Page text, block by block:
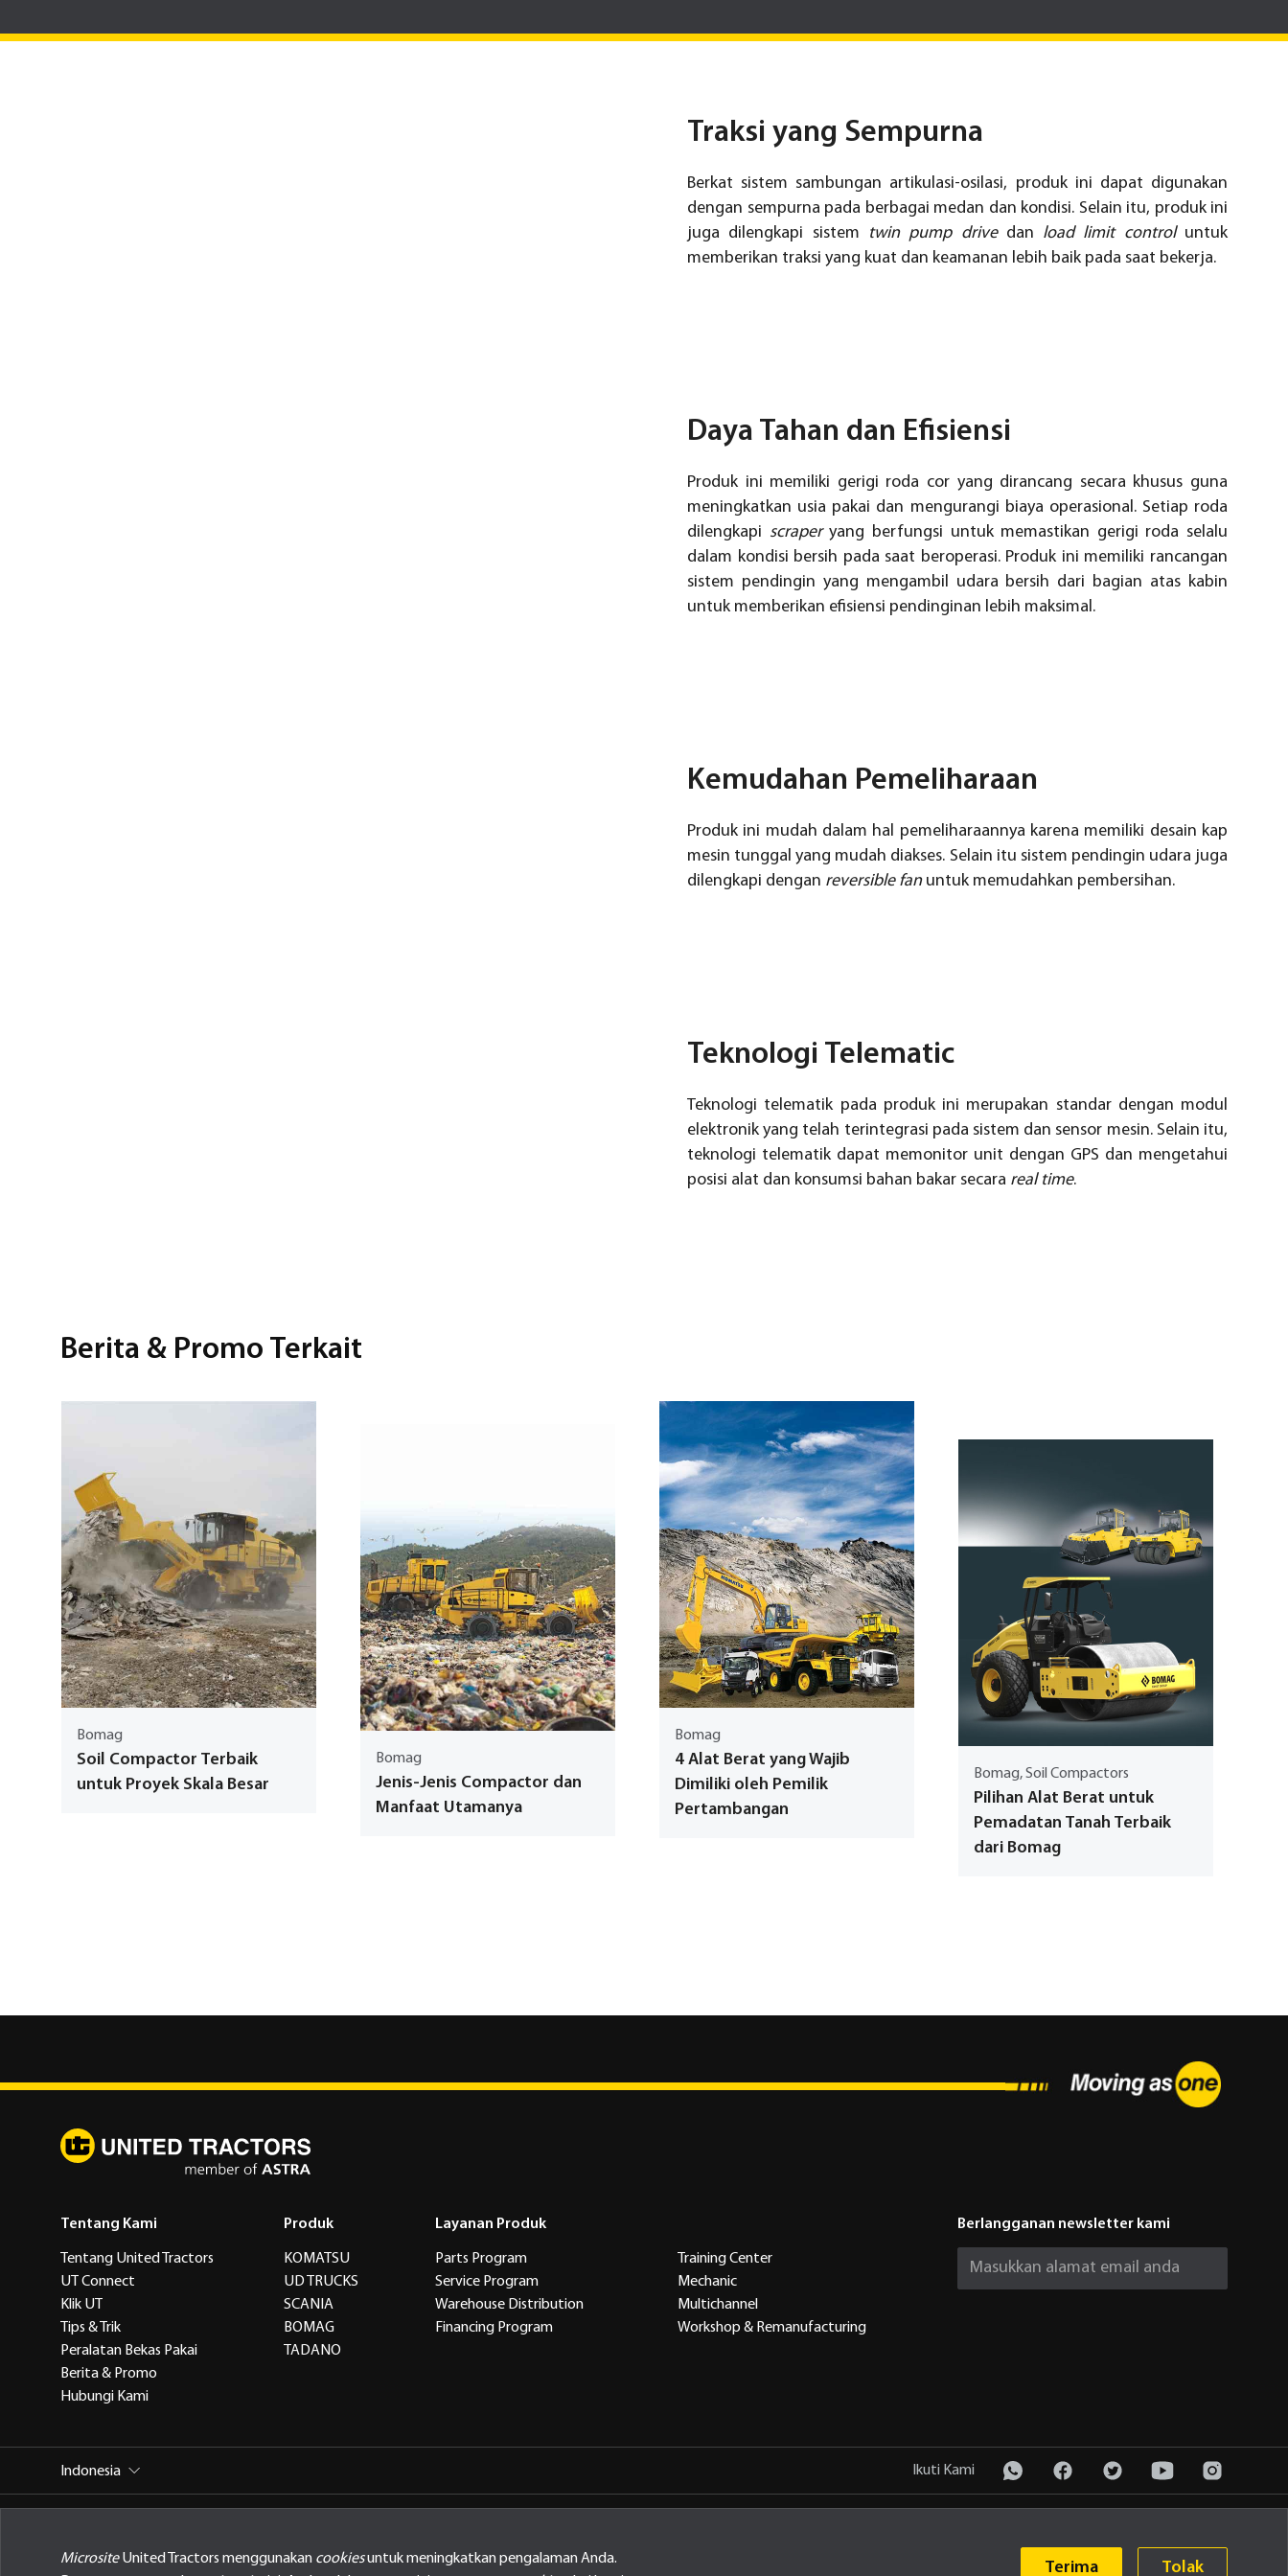
Traksi yang Sempurna
Berkat sistem sambungan artikulasi-osilasi, produk ini dapat digunakan
dengan sempurna pada berbagai medan dan kondisi. Selain itu, produk ini
juga dilengkapi sistem
twin pump drive dan load limit control untuk
memberikan traksi yang kuat dan keamanan lebih baik pada saat bekerja.
Daya Tahan dan Efisiensi
Produk ini memiliki gerigi roda cor yang dirancang secara khusus guna
meningkatkan usia pakai dan mengurangi biaya operasional. Setiap roda
dilengkapi scraperyang berfungsi untuk memastikan gerigi roda selalu
dalam kondisi bersih pada saat beroperasi. Produk ini memiliki rancangan
sistem pendingin yang mengambil udara bersih dari bagian atas kabin
untuk memberikan efisiensi pendinginan lebih maksimal.
Kemudahan Pemeliharaan
Produk ini mudah dalam hal pemeliharaannya karena memiliki desain kap
mesin tunggal yang mudah diakses. Selain itu sistem pendingin udara juga
dilengkapi dengan reversible fanuntuk memudahkan pembersihan.
Teknologi Telematic
Teknologi telematik pada produk ini merupakan standar dengan modul
elektronik yang telah terintegrasi pada sistem dan sensor mesin. Selain itu,
teknologi telematik dapat memonitor unit dengan GPS dan mengetahui
posisi alat dan konsumsi bahan bakar secara real time.
Berita & Promo Terkait
Bomag
Soil Compactor Terbaik
untuk Proyek Skala Besar
Bomag
Jenis-Jenis Compactor dan
Manfaat Utamanya
Bomag
4 Alat Berat yang Wajib
Dimiliki oleh Pemilik
Pertambangan
Bomag, Soil Compactors
Pilihan Alat Berat untuk
Pemadatan Tanah Terbaik
dari Bomag
MicrositeUnited Tractors menggunakan cookiesuntuk meningkatkan pengalaman Anda.
Terima Tolak
Tentang Kami
Tentang United Tractors
UT Connect
Klik UT
Tips & Trik
Peralatan Bekas Pakai
Berita & Promo
Hubungi Kami
Produk
KOMATSU
UD TRUCKS
SCANIA
BOMAG
TADANO
Layanan Produk
Parts Program
Service Program
Warehouse Distribution
Financing Program
Training Center
Mechanic
Multichannel
Workshop & Remanufacturing
Berlangganan newsletter kami
Indonesia Ikuti Kami